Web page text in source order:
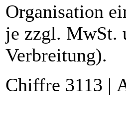
Organisation
je zzgl. MwSt.
Verbreitung).
Chiffre 3113 |